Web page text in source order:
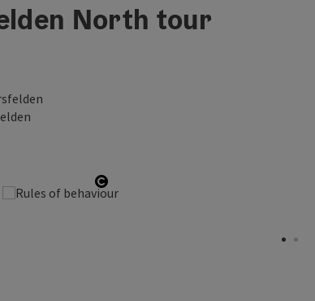
North tour
copyright Open copyright